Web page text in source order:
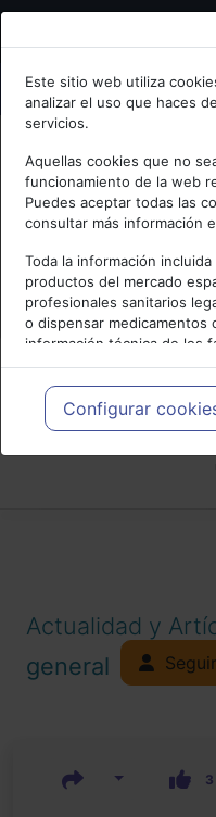
Bienvenid@ a
Escribe tu Email
Accede o regístrate con
Este sitio web utiliza
analizar el uso que haces
servicios.
Aquellas cookies que no
funcionamiento de la web
Puedes aceptar todas las
consultar más información
Toda la información
productos del mercado
profesionales sanitarios
o dispensar medicamentos
información técnica de los
meramente informativo,
profesionales facultados
cada caso concreto, el
necesidades del paciente.
Configurar
Actualidad y
general
Seguir
3